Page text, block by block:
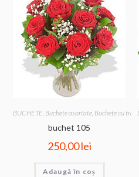
BUCHETE, Buchete asortate, Buchete cu
buchet 105
250,00lei
Adaugă în coș